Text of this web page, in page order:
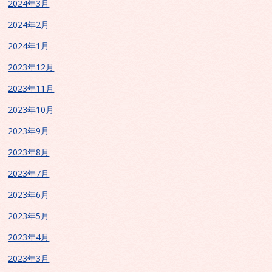
2024年3月
2024年2月
2024年1月
2023年12月
2023年11月
2023年10月
2023年9月
2023年8月
2023年7月
2023年6月
2023年5月
2023年4月
2023年3月